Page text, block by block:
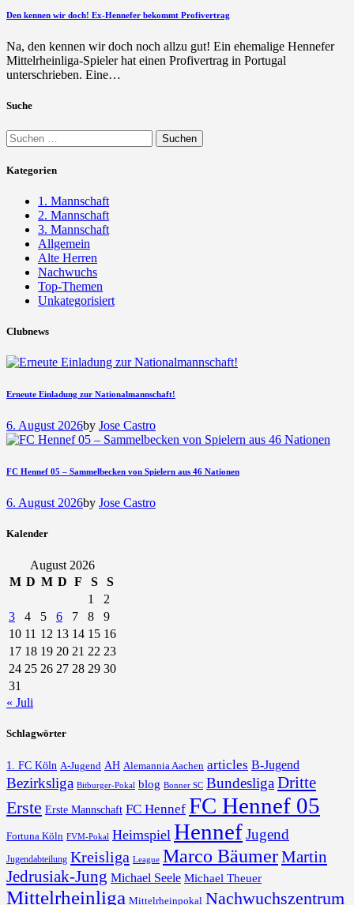
Den kennen wir doch! Ex-Hennefer bekommt Profivertrag
Na, den kennen wir doch noch allzu gut! Ein ehemalige Hennefer
Mittelrheinliga-Spieler hat einen Profivertrag in Portugal
unterschrieben. Eine…
Suche
Suchen
nach:
Kategorien
1. Mannschaft
2. Mannschaft
3. Mannschaft
Allgemein
Alte Herren
Nachwuchs
Top-Themen
Unkategorisiert
Clubnews
Erneute Einladung zur Nationalmannschaft!
6. August 2026by Jose Castro
FC Hennef 05 – Sammelbecken von Spielern aus 46 Nationen
6. August 2026by Jose Castro
Kalender
August 2026
M D M D F S
S
1
2
3
4 5 6 7 8
9
10 11 12 13 14 15 16
17 18 19 20 21 22 23
24 25 26 27 28 29 30
31
« Juli
Schlagwörter
1. FC Köln A-Jugend AH Alemannia Aachen articles B-Jugend
Bezirksliga Bitburger-Pokal blog Bonner SC Bundesliga Dritte
Erste Erste Mannschaft FC Hennef FC Hennef 05
Fortuna Köln FVM-Pokal Heimspiel HennefJugend
Jugendabteilung Kreisliga League Marco BäumerMartin
Jedrusiak-Jung Michael Seele Michael Theuer
Mittelrheinliga Mittelrheinpokal Nachwuchszentrum